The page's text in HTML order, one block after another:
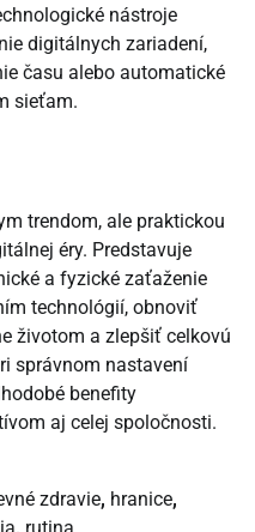
nástroje
digitálnych zariadení,
času alebo automatické
sieťam.
trendom, ale praktickou
éry. Predstavuje
a fyzické zaťaženie
technológií, obnoviť
životom a zlepšiť celkovú
správnom nastavení
benefity
aj celej spoločnosti.
zdravie, hranice,